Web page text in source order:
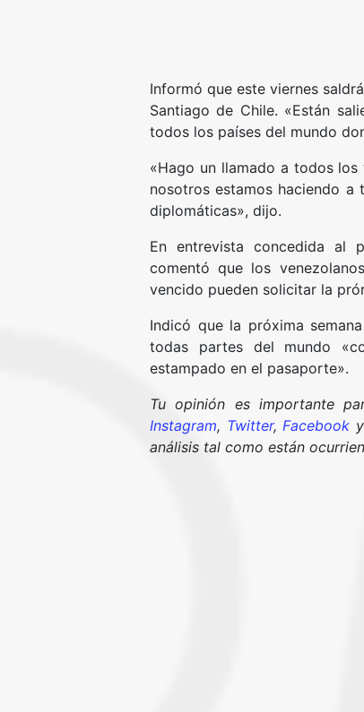
Informó que este viernes
Santiago de Chile. «Están
todos los países del mundo
«Hago un llamado a todos los
nosotros estamos haciendo a
diplomáticas», dijo.
En entrevista concedida al
comentó que los
vencido pueden solicitar la
Indicó que la próxima
todas partes del mundo
estampado en el pasaporte».
Tu opinión es importante
Instagram, Twitter,Facebook y
análisis tal como están